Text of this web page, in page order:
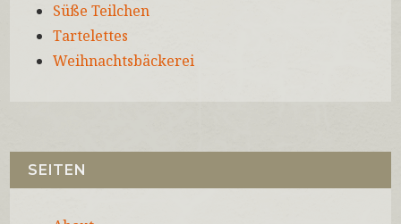
Süße Teilchen
Tartelettes
Weihnachtsbäckerei
SEITEN